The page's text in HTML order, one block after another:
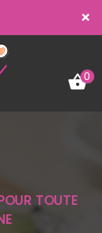
×
0
TOUTE